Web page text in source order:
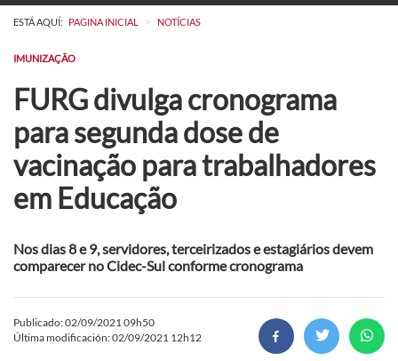
ESTÁ AQUÍ: PAGINA INICIAL > NOTÍCIAS
IMUNIZAÇÃO
FURG divulga cronograma
para segunda dose de
vacinação para trabalhadores
em Educação
Nos dias 8 e 9, servidores, terceirizados e estagiários devem
comparecer no Cidec-Sul conforme cronograma
Publicado: 02/09/2021 09h50
Última modificación: 02/09/2021 12h12